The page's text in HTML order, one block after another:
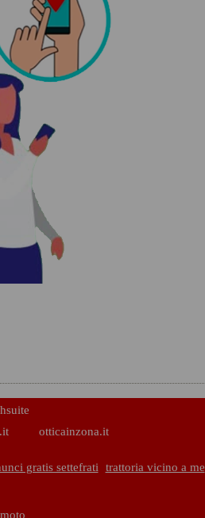
otticainzona.it
gratis settefrati trattoria vicino a me